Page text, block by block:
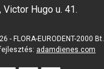
Hugo u. 41.
FLORA-EURODENT-2000 Bt.
adamdienes.com